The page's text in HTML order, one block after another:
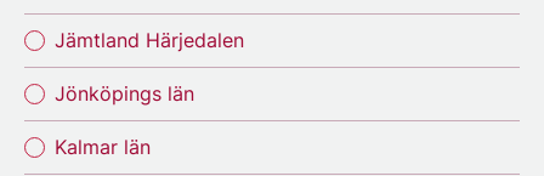
Jämtland Härjedalen
Jönköpings län
Kalmar län